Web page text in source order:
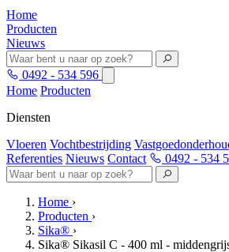
Home
Producten
Nieuws
0492 - 534 596
Home Producten
Diensten
Vloeren Vochtbestrijding
Referenties Nieuws Contact 0492 - 534
Home ›
Producten ›
Sika® ›
Sika® Sikasil C - 400 ml -